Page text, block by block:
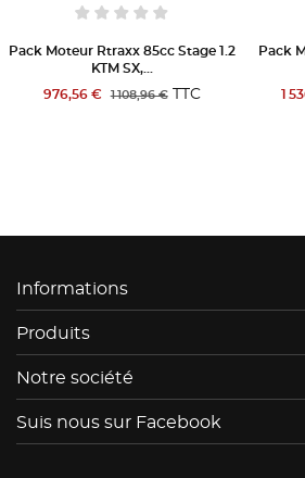
Pack Moteur Rtraxx 85cc Stage 1.2
KTM SX,...
976,56 €
1 108,96 €TTC
Pack
1
Informations
Produits
Notre société
Suis nous sur Facebook